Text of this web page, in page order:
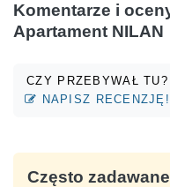
Komentarze i
Apartament NILAN
CZY PRZEBYWAŁ TU?
NAPISZ RECENZJĘ!
Często